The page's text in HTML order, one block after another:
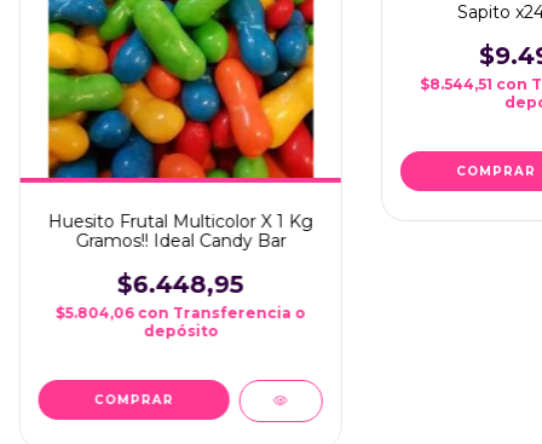
Huesito Frutal Multicolor X 1 Kg
Gramos!! Ideal Candy Bar
$6.448,95
$5.804,06 con Transferencia o
depósito
Sapito
$8.544,51 con
COMPRAR